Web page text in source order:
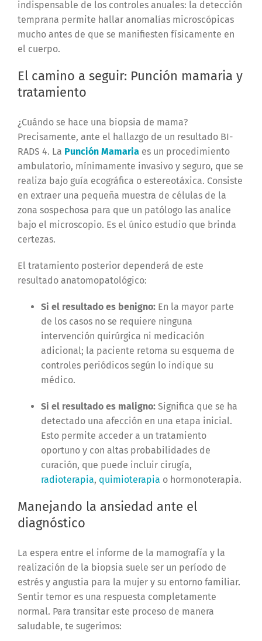
indispensable de los controles anuales: la detección
temprana permite hallar anomalías microscópicas
mucho antes de que se manifiesten físicamente en
el cuerpo.
El camino a seguir: Punción mamaria y
tratamiento
¿Cuándo se hace una biopsia de mama?
Precisamente, ante el hallazgo de un resultado BI-
RADS 4. La Punción Mamariaes un procedimiento
ambulatorio, mínimamente invasivo y seguro, que se
realiza bajo guía ecográfica o estereotáxica. Consiste
en extraer una pequeña muestra de células de la
zona sospechosa para que un patólogo las analice
bajo el microscopio. Es el único estudio que brinda
certezas.
El tratamiento posterior dependerá de este
resultado anatomopatológico:
Si el resultado es benigno:En la mayor parte
de los casos no se requiere ninguna
intervención quirúrgica ni medicación
adicional; la paciente retoma su esquema de
controles periódicos según lo indique su
médico.
Si el resultado es maligno:Significa que se ha
detectado una afección en una etapa inicial.
Esto permite acceder a un tratamiento
oportuno y con altas probabilidades de
curación, que puede incluir cirugía,
radioterapia, quimioterapia o hormonoterapia.
Manejando la ansiedad ante el
diagnóstico
La espera entre el informe de la mamografía y la
realización de la biopsia suele ser un período de
estrés y angustia para la mujer y su entorno familiar.
Sentir temor es una respuesta completamente
normal. Para transitar este proceso de manera
saludable, te sugerimos: